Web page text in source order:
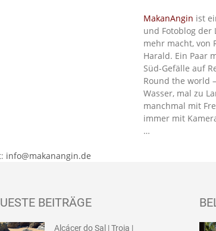
MakanAngin ist
und Fotoblog der
mehr macht, von
Harald. Ein Paar
Süd-Gefälle auf
Round the world
Wasser, mal zu
manchmal mit
immer mit
…
info@makanangin.de
BEITRÄGE
Alcácer do Sal | Troia |